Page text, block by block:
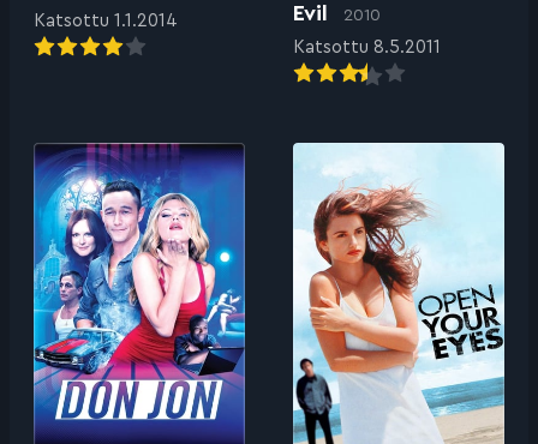
Katsottu 1.1.2014
Evil
2010
Katsottu 8.5.2011